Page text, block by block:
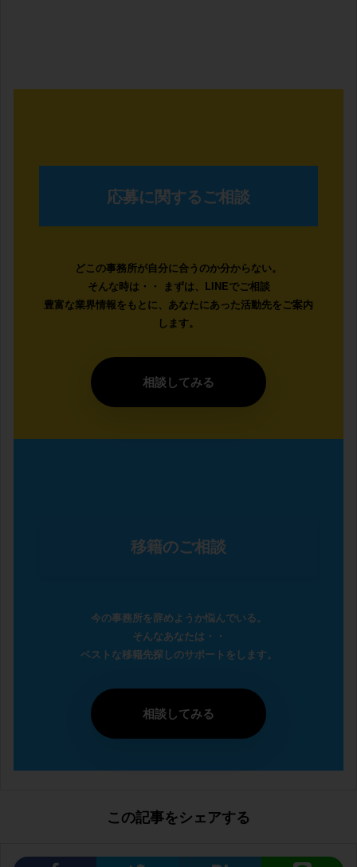
応募に関するご相談
どこの事務所が自分に合うのか分からない。
そんな時は・・ まずは、LINEでご相談
豊富な業界情報をもとに、あなたにあった活動先をご案内
します。
相談してみる
移籍のご相談
今の事務所を辞めようか悩んでいる。
そんなあなたは・・
ベストな移籍先探しのサポートをします。
相談してみる
この記事をシェアする